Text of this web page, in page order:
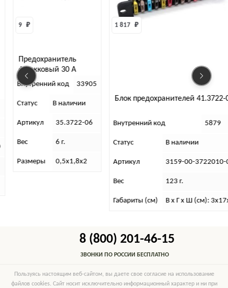
33905
06
Блок предохранителей 41.3722-01
Внутренний код 5879
Статус В наличии
Артикул 3159-00-3722010-00
В х Г х Ш (см): 3х17х4
флажковые
100шт.уп
8 (800) 201-46-15
ЗВОНКИ ПО РОССИИ БЕСПЛАТНО
Пользуясь настоящим веб-сайтом, вы даете свое согласие на использование
файлов cookies. Сайт носит исключительно информационный характер и ни при